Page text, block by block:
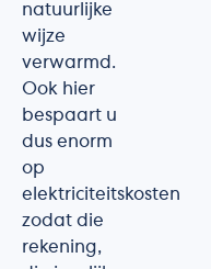
natuurlijke
wijze
verwarmd.
Ook hier
bespaart u
dus enorm
op
elektriciteitskosten
zodat die
rekening,